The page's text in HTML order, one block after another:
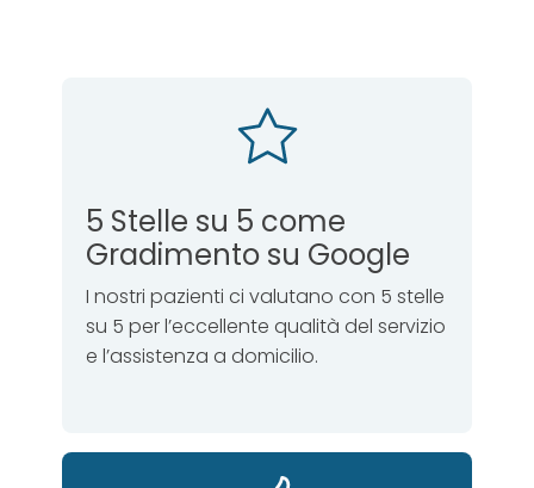
5 Stelle su 5 come
Gradimento su Google
I nostri pazienti ci valutano con 5 stelle
su 5 per l’eccellente qualità del servizio
e l’assistenza a domicilio.